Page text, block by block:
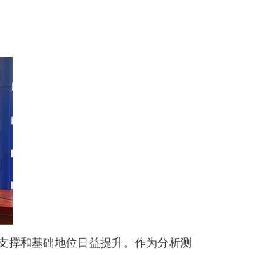
撑和基础地位日益提升。作为分析测